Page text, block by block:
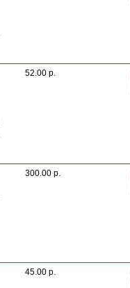
52.00 р.
300.00 р.
45.00 р.